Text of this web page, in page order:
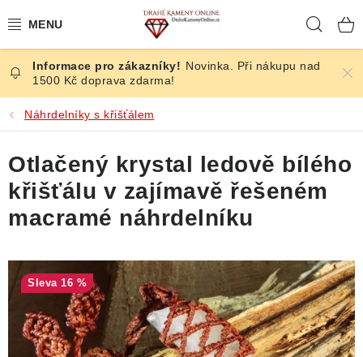
na
ČESKÉ KAMENY
ŠPERKY
KAMENY ZE SVĚTA
BROUŠENÉ
ÚČINKY
KRYSTALY
Novinka. Při nákupu nad
1500 Kč doprava zdarma!
Náhrdelníky s křišťálem
Otlačený krystal ledově bílého
křišťálu v zajímavě řešeném
macramé náhrdelníku
16 %